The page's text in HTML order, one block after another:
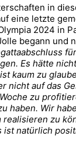
in
eine letzte
2024 in
begann und
Es hätte
kaum zu
nicht auf das
zu
Wir
zu
natürlich